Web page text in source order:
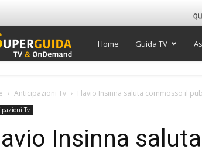
Super
Home Guida TV
Anticipazioni Tv Flavio Insinna saluta commosso il
Tv
Insinna